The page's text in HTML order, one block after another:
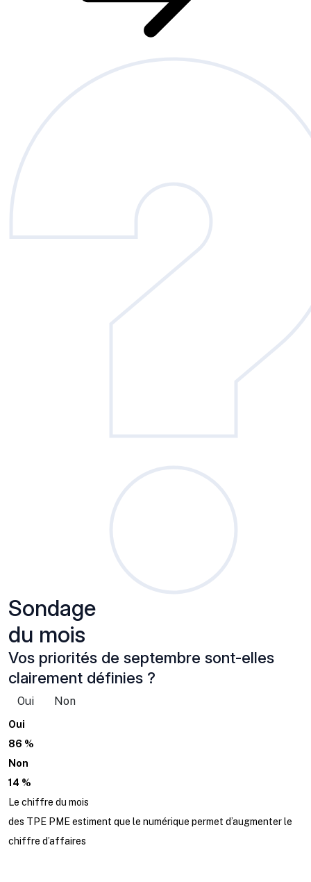
Sondage
du mois
Vos priorités de septembre sont-elles
clairement définies ?
Oui Non
Oui
86 %
Non
14 %
Le chiffre du mois
des TPE PME estiment que le numérique permet d’augmenter le
chiffre d’affaires